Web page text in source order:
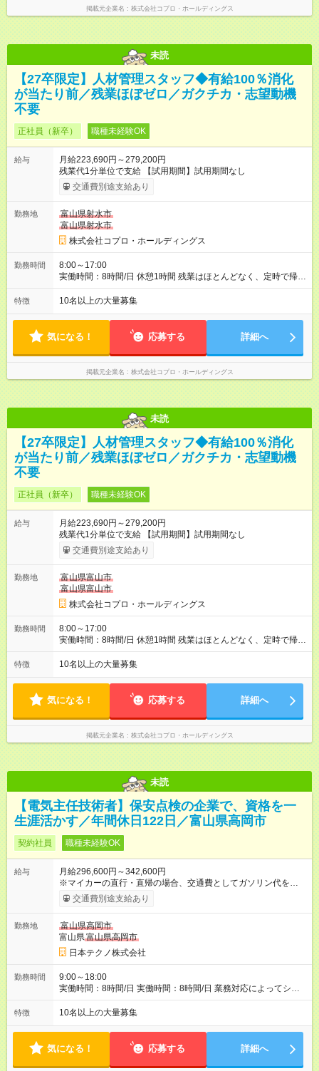
掲載元企業名 株式会社コプロ・ホールディングス
未読
【27卒限定】人材管理スタッフ◆有給100％消化
が当たり前／残業ほぼゼロ／ガクチカ・志望動機
不要
正社員（新卒） 職種未経験OK
給与
月給223,690円～279,200円
残業代1分単位で支給 【試用期間】試用期間なし
交通費別途支給あり
勤務地
富山県射水市
富山県射水市
株式会社コプロ・ホールディングス
勤務時間
8:00～17:00
実働時間：8時間/日 休憩1時間 残業はほとんどなく、定時で帰れ
る日が多い働き方です。 毎日の業務は進捗管理や事務が中心な
ので、 「今日やるべき仕事」が終われば、自然と区切りをつけ
方を大切にしています。
特徴 10名以上の大量募集
気になる！ 応募する 詳細へ
掲載元企業名 株式会社コプロ・ホールディングス
未読
【27卒限定】人材管理スタッフ◆有給100％消化
が当たり前／残業ほぼゼロ／ガクチカ・志望動機
不要
正社員（新卒） 職種未経験OK
給与
月給223,690円～279,200円
残業代1分単位で支給 【試用期間】試用期間なし
交通費別途支給あり
勤務地
富山県富山市
富山県富山市
株式会社コプロ・ホールディングス
勤務時間
8:00～17:00
実働時間：8時間/日 休憩1時間 残業はほとんどなく、定時で帰れ
る日が多い働き方です。 毎日の業務は進捗管理や事務が中心な
ので、 「今日やるべき仕事」が終われば、自然と区切りをつけ
方を大切にしています。
特徴 10名以上の大量募集
気になる！ 応募する 詳細へ
掲載元企業名 株式会社コプロ・ホールディングス
未読
【電気主任技術者】保安点検の企業で、資格を一
生涯活かす／年間休日122日／富山県高岡市
契約社員 職種未経験OK
給与
月給296,600円～342,600円
※マイカーの直行・直帰の場合、交通費としてガソリン代を支給
します。 【試用期間】試用期間あり 試用期間の長さ：3ヶ月 雇
用形態、給与は本採用時と同じです。
交通費別途支給あり
勤務地
富山県高岡市
富山県富山県高岡市
日本テクノ株式会社
勤務時間
9:00～18:00
実働時間：8時間/日 実働時間：8時間/日 業務対応によってシフ
ト勤務もあります 勤務状況によっては土日祝日の作業出勤あ
り。 その場合、振替/代休の取得をして頂きます。
特徴 10名以上の大量募集
気になる！ 応募する 詳細へ